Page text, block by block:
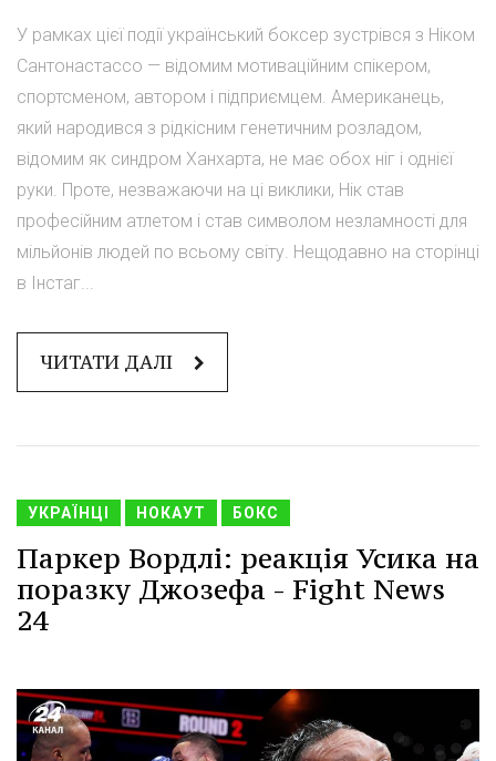
У рамках цієї події український боксер зустрівся з Ніком
Сантонастассо — відомим мотиваційним спікером,
спортсменом, автором і підприємцем. Американець,
який народився з рідкісним генетичним розладом,
відомим як синдром Ханхарта, не має обох ніг і однієї
руки. Проте, незважаючи на ці виклики, Нік став
професійним атлетом і став символом незламності для
мільйонів людей по всьому світу. Нещодавно на сторінці
в Інстаг...
ЧИТАТИ ДАЛІ
УКРАЇНЦІ НОКАУТ БОКС
Паркер Вордлі: реакція Усика на
поразку Джозефа - Fight News
24